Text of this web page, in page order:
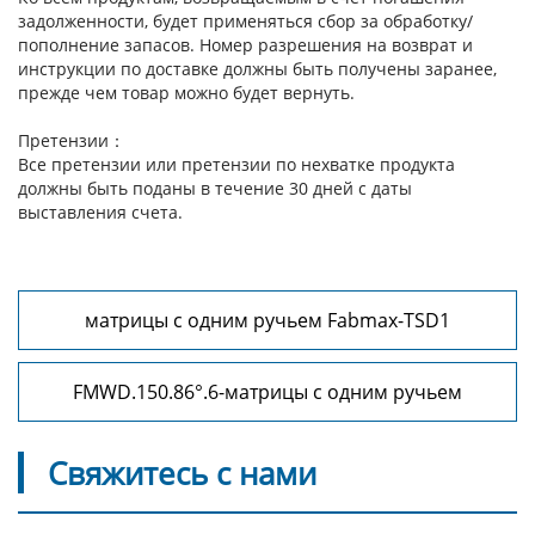
задолженности, будет применяться сбор за обработку/
пополнение запасов. Номер разрешения на возврат и
инструкции по доставке должны быть получены заранее,
прежде чем товар можно будет вернуть.
Претензии：
Все претензии или претензии по нехватке продукта
должны быть поданы в течение 30 дней с даты
выставления счета.
матрицы с одним ручьем Fabmax-TSD1
FMWD.150.86°.6-матрицы с одним ручьем
Свяжитесь с нами